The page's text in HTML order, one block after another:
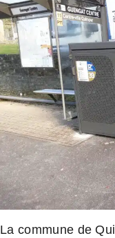
La commune de